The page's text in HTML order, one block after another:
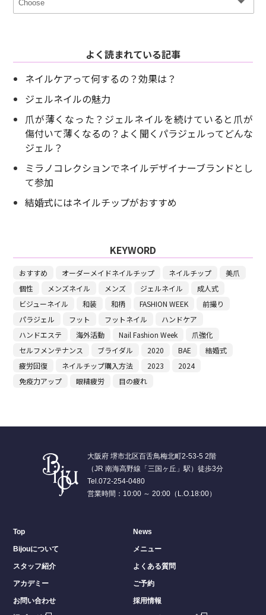
よく読まれている記事
ネイルケアって何するの？効果は？
ジェルネイルの魅力
爪が薄くなった？ジェルネイルを続けていると爪が
傷付いて薄くなるの？よく聞くパラジェルってどんな
ジェル？
ミラノコレクションでネイルデザイナーブランドとし
て参加
結婚式にはネイルチップがおすすめ
KEYWORD
おすすめ オーダーメイドネイルチップ ネイルチップ
美爪
個性
メンズネイル メンズ ジェルネイル
成人式
ビジューネイル
和装 和柄 FASHION WEEK
前撮り
パラジェル
フット フットネイル
ハンドケア
ハンドエステ
海外活動 Nail Fashion Week
爪強化
セルフメンテナンス
ブライダル 2020 BAE
結婚式
疲労回復
ネイルチップ購入方法 2023
2024
免疫力アップ
眼精疲労 目の疲れ
大阪府 堺市北区百舌鳥梅北町2-53-5 2階
（JR 南海高野線「三国ヶ丘」駅）徒歩3分
Tel.072-254-0480
営業時間：10:00 ～ 20:00（L.O.18:00）
Top News
Bijouについて メニュー
スタッフ紹介 よくある質問
アカデミー ご予約
お問い合わせ 採用情報